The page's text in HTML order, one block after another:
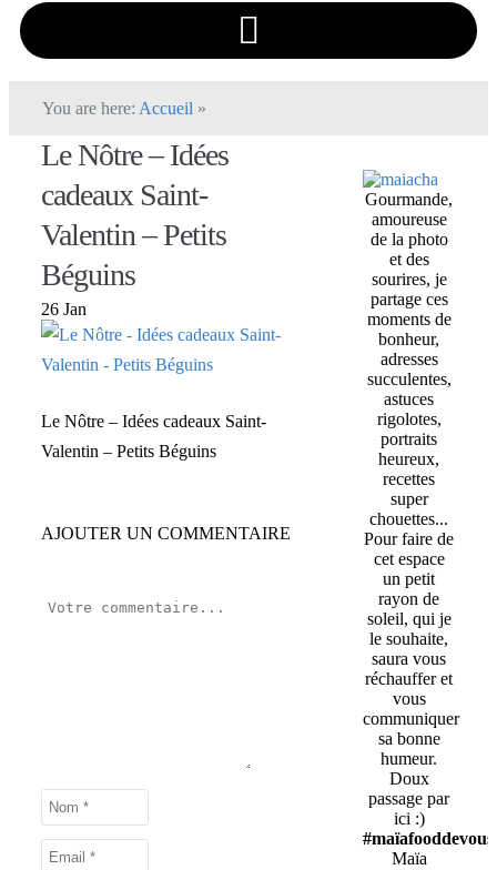
You are here: Accueil »
Le Nôtre – Idées
cadeaux Saint-
Valentin – Petits
Béguins
26 Jan
Le Nôtre – Idées cadeaux Saint-
Valentin – Petits Béguins
AJOUTER UN COMMENTAIRE
Gourmande,
amoureuse
de la photo
et des
sourires, je
partage ces
moments de
bonheur,
adresses
succulentes,
astuces
rigolotes,
portraits
heureux,
recettes
super
chouettes...
Pour faire de
cet espace
un petit
rayon de
soleil, qui je
le souhaite,
saura vous
réchauffer et
vous
communiquer
sa bonne
humeur.
Doux
passage par
ici :)
#maïafooddevous
Maïa